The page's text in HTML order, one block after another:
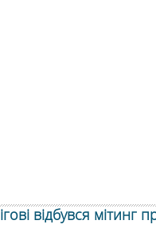
відбувся